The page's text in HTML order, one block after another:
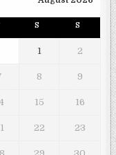
S S
1 2
8 9
15 16
22 23